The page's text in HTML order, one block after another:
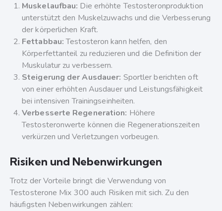
Muskelaufbau: Die erhöhte Testosteronproduktion
unterstützt den Muskelzuwachs und die Verbesserung
der körperlichen Kraft.
Fettabbau:Testosteron kann helfen, den
Körperfettanteil zu reduzieren und die Definition der
Muskulatur zu verbessern.
Steigerung der Ausdauer: Sportler berichten oft
von einer erhöhten Ausdauer und Leistungsfähigkeit
bei intensiven Trainingseinheiten.
Verbesserte Regeneration: Höhere
Testosteronwerte können die Regenerationszeiten
verkürzen und Verletzungen vorbeugen.
Risiken und Nebenwirkungen
Trotz der Vorteile bringt die Verwendung von
Testosterone Mix 300 auch Risiken mit sich. Zu den
häufigsten Nebenwirkungen zählen: